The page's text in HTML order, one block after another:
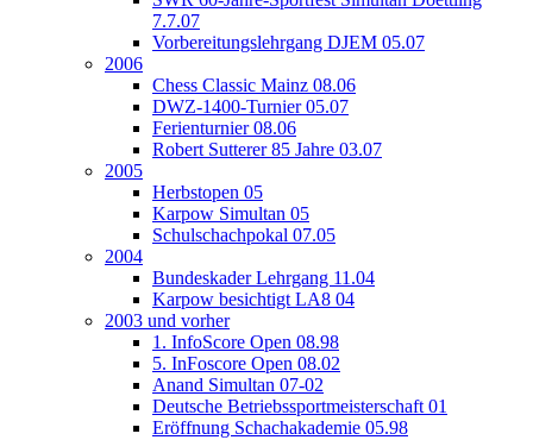
7.7.07
Vorbereitungslehrgang DJEM 05.07
2006
Chess Classic Mainz 08.06
DWZ-1400-Turnier 05.07
Ferienturnier 08.06
Robert Sutterer 85 Jahre 03.07
2005
Herbstopen 05
Karpow Simultan 05
Schulschachpokal 07.05
2004
Bundeskader Lehrgang 11.04
Karpow besichtigt LA8 04
2003 und vorher
1. InfoScore Open 08.98
5. InFoscore Open 08.02
Anand Simultan 07-02
Deutsche Betriebssportmeisterschaft 01
Eröffnung Schachakademie 05.98